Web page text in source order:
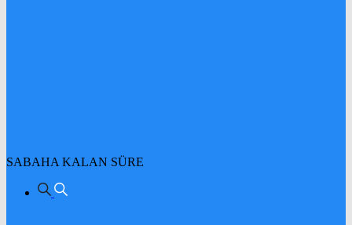
SABAHA KALAN SÜRE